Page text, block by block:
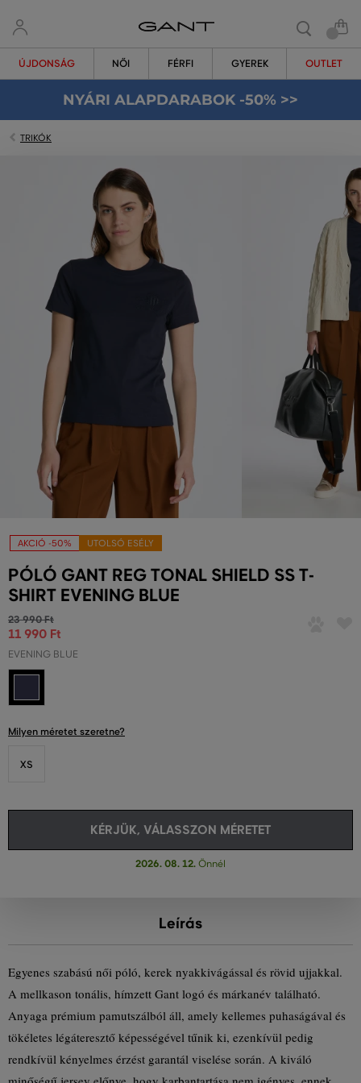
ÚJDONSÁG NŐI FÉRFI GYEREK OUTLET
NYÁRI ALAPDARABOK -50% >>
TRIKÓK
AKCIÓ -50% UTOLSÓ ESÉLY
PÓLÓ GANT REG TONAL SHIELD SS T-
SHIRT EVENING BLUE
23 990 Ft
11 990 Ft
EVENING BLUE
Milyen méretet szeretne?
XS
KÉRJÜK, VÁLASSZON MÉRETET
2026. 08. 12. Önnél
Leírás
Egyenes szabású női póló, kerek nyakkivágással és rövid ujjakkal.
A mellkason tonális, hímzett Gant logó és márkanév található.
Anyaga prémium pamutszálból áll, amely kellemes puhaságával és
tökéletes légáteresztő képességével tűnik ki, ezenkívül pedig
rendkívül kényelmes érzést garantál viselése során. A kiváló